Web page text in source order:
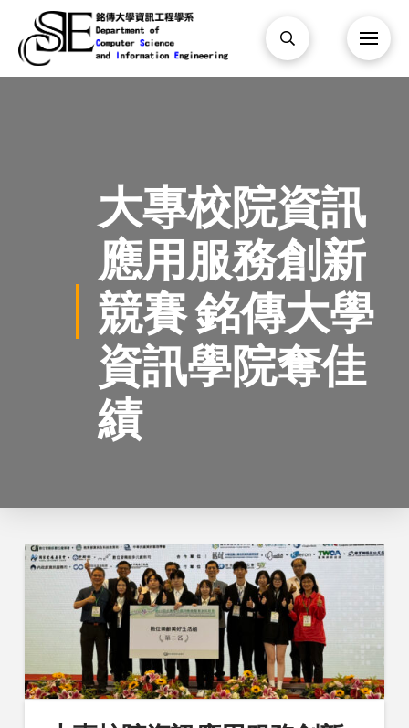
大專校院資訊
應用服務創新
競賽 銘傳大學
資訊學院奪佳
績